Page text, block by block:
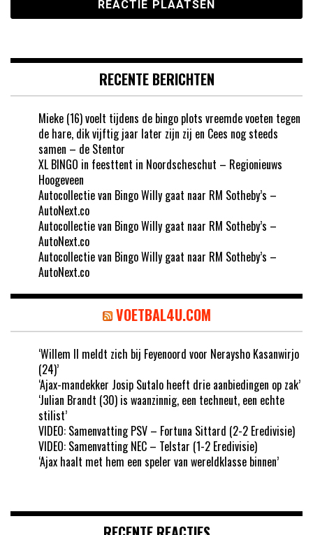
RECENTE BERICHTEN
Mieke (16) voelt tijdens de bingo plots vreemde voeten tegen
de hare, dik vijftig jaar later zijn zij en Cees nog steeds
samen – de Stentor
XL BINGO in feesttent in Noordscheschut – Regionieuws
Hoogeveen
Autocollectie van Bingo Willy gaat naar RM Sotheby’s –
AutoNext.co
Autocollectie van Bingo Willy gaat naar RM Sotheby’s –
AutoNext.co
Autocollectie van Bingo Willy gaat naar RM Sotheby’s –
AutoNext.co
VOETBAL4U.COM
‘Willem II meldt zich bij Feyenoord voor Neraysho Kasanwirjo
(24)’
‘Ajax-mandekker Josip Sutalo heeft drie aanbiedingen op zak’
‘Julian Brandt (30) is waanzinnig, een techneut, een echte
stilist’
VIDEO: Samenvatting PSV – Fortuna Sittard (2-2 Eredivisie)
VIDEO: Samenvatting NEC – Telstar (1-2 Eredivisie)
‘Ajax haalt met hem een speler van wereldklasse binnen’